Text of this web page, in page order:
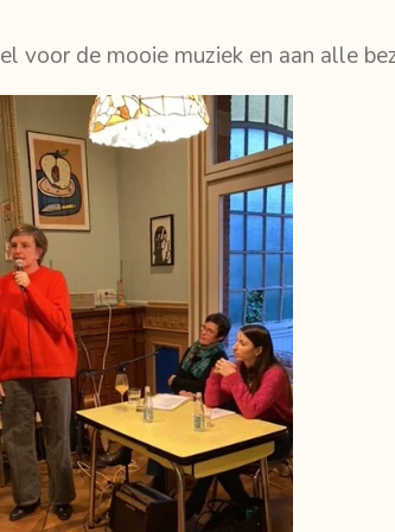
voor de mooie muziek en aan alle